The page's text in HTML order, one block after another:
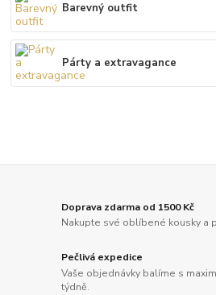
Barevný outfit
Párty a extravagance
Doprava zdarma od 1500 Kč
Nakupte své oblíbené kousky a
Pečlivá expedice
Vaše objednávky balíme s
týdně.